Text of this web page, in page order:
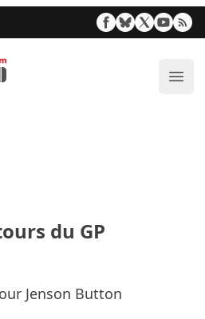
du GP
Jenson Button